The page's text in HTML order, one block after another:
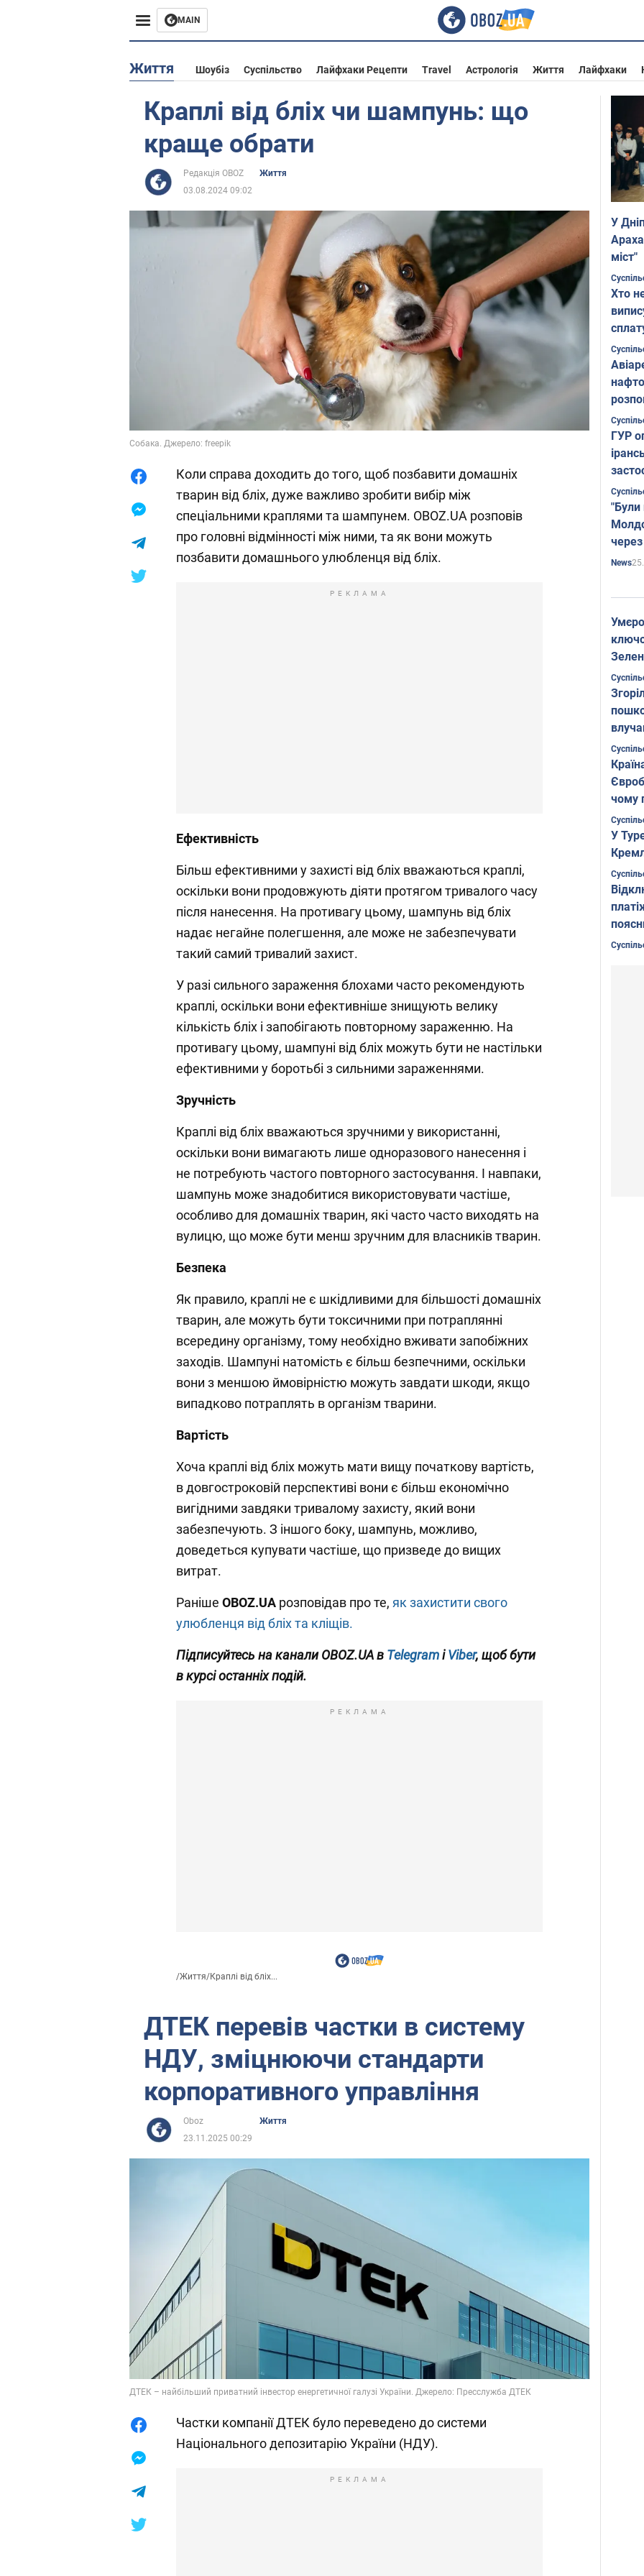
MAIN
Африка
Життя Шоубіз Суспільство Лайфхаки Рецепти Travel Астрологія Життя Лайфхаки
Краплі від бліх чи шампунь: що
краще обрати
Редакція OBOZ
Життя
03.08.2024 09:02
Собака. Джерело: freepik
Коли справа доходить до того, щоб позбавити домашніх
тварин від бліх, дуже важливо зробити вибір між
спеціальними краплями та шампунем. OBOZ.UA розповів
про головні відмінності між ними, та як вони можуть
позбавити домашнього улюбленця від бліх.
РЕКЛАМА
Ефективність
Більш ефективними у захисті від бліх вважаються краплі,
оскільки вони продовжують діяти протягом тривалого часу
після нанесення. На противагу цьому, шампунь від бліх
надає негайне полегшення, але може не забезпечувати
такий самий тривалий захист.
У разі сильного зараження блохами часто рекомендують
краплі, оскільки вони ефективніше знищують велику
кількість бліх і запобігають повторному зараженню. На
противагу цьому, шампуні від бліх можуть бути не настільки
ефективними у боротьбі з сильними зараженнями.
Зручність
Краплі від бліх вважаються зручними у використанні,
оскільки вони вимагають лише одноразового нанесення і
не потребують частого повторного застосування. І навпаки,
шампунь може знадобитися використовувати частіше,
особливо для домашніх тварин, які часто часто виходять на
вулицю, що може бути менш зручним для власників тварин.
Безпека
Як правило, краплі не є шкідливими для більшості домашніх
тварин, але можуть бути токсичними при потраплянні
всередину організму, тому необхідно вживати запобіжних
заходів. Шампуні натомість є більш безпечними, оскільки
вони з меншою ймовірністю можуть завдати шкоди, якщо
випадково потраплять в організм тварини.
Вартість
Хоча краплі від бліх можуть мати вищу початкову вартість,
в довгостроковій перспективі вони є більш економічно
вигідними завдяки тривалому захисту, який вони
забезпечують. З іншого боку, шампунь, можливо,
доведеться купувати частіше, що призведе до вищих
витрат.
Раніше OBOZ.UA розповідав про те, як захистити свого
улюбленця від бліх та кліщів.
Підписуйтесь на канали OBOZ.UAв TelegramіViber, щоб бути
в курсі останніх подій.
РЕКЛАМА
/Життя/Краплі від бліх...
ДТЕК перевів частки в систему
НДУ, зміцнюючи стандарти
корпоративного управління
Oboz
Життя
23.11.2025 00:29
ДТЕК – найбільший приватний інвестор енергетичної галузі України. Джерело: Пресслужба ДТЕК
Частки компанії ДТЕК було переведено до системи
Національного депозитарію України (НДУ).
РЕКЛАМА
У
міст"
Хто
ГУР
"Були
News
Фото
чому
У